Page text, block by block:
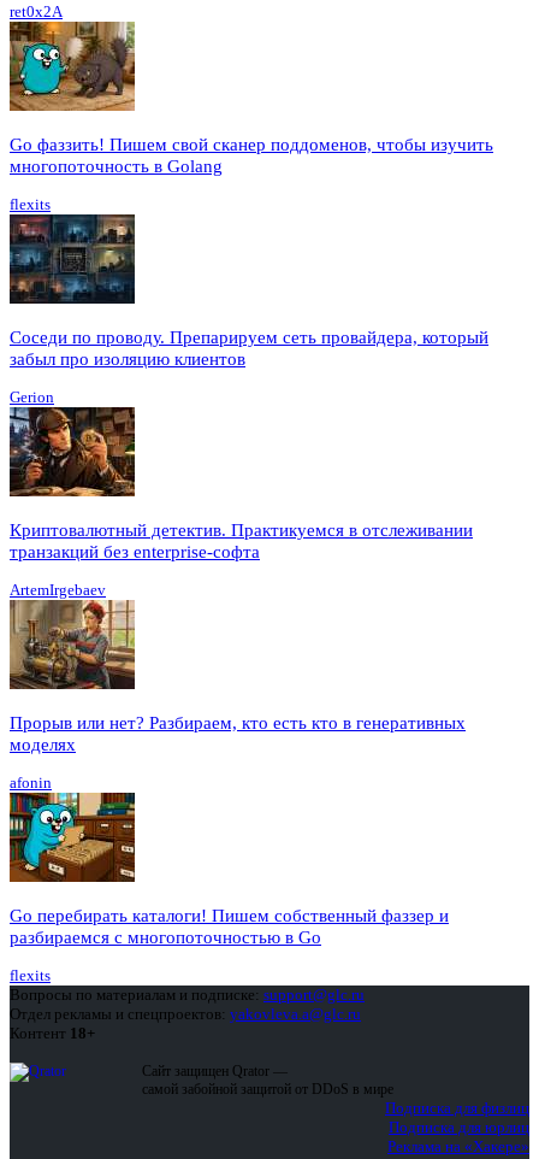
ret0x2A
Go фаззить! Пишем свой сканер поддоменов, чтобы изучить
многопоточность в Golang
flexits
Соседи по проводу. Препарируем сеть провайдера, который
забыл про изоляцию клиентов
Gerion
Криптовалютный детектив. Практикуемся в отслеживании
транзакций без enterprise-софта
ArtemIrgebaev
Прорыв или нет? Разбираем, кто есть кто в генеративных
моделях
afonin
Go перебирать каталоги! Пишем собственный фаззер и
разбираемся с многопоточностью в Go
flexits
Вопросы по материалам и подписке: support@glc.ru
Отдел рекламы и спецпроектов: yakovleva.a@glc.ru
Контент 18+
Сайт защищен Qrator —
самой забойной защитой от DDoS в мире
Подписка для физлиц
Подписка для юрлиц
Реклама на «Хакере»